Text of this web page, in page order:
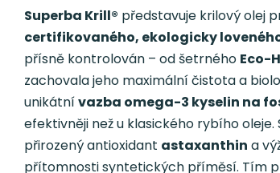
Superba Krill® představuje krilový olej
certifikovaného, ekologicky
přísně kontrolován – od šetrného Eco-
zachovala jeho maximální čistota a
unikátnívazba omega-3 kyselin na
efektivněji než u klasického rybího oleje.
přirozený antioxidant astaxanthin a
přítomnosti syntetických příměsí. Tím